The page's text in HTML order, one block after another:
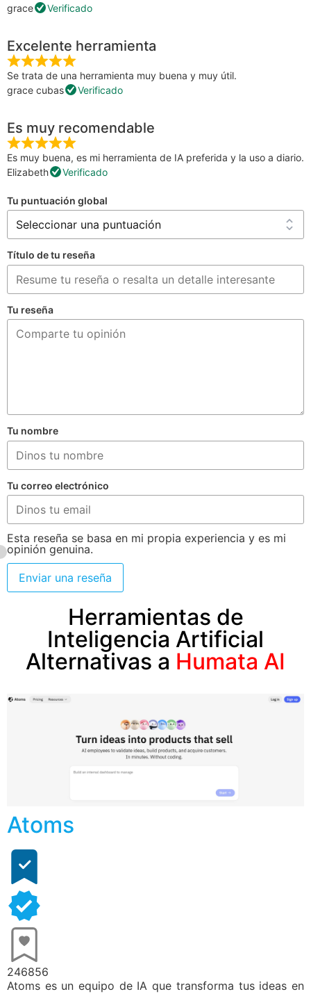
grace
Verificado
Excelente herramienta
Se trata de una herramienta muy buena y muy útil.
grace cubas
Verificado
Es muy recomendable
Es muy buena, es mi herramienta de IA preferida y la uso a diario.
Elizabeth
Verificado
Tu puntuación global
Título de tu reseña
Tu reseña
Tu nombre
Tu correo electrónico
Esta reseña se basa en mi propia experiencia y es mi
opinión genuina.
Enviar una reseña
Herramientas de
Inteligencia Artificial
Alternativas a Humata AI
Atoms
246856
Atoms es un equipo de IA que transforma tus ideas en